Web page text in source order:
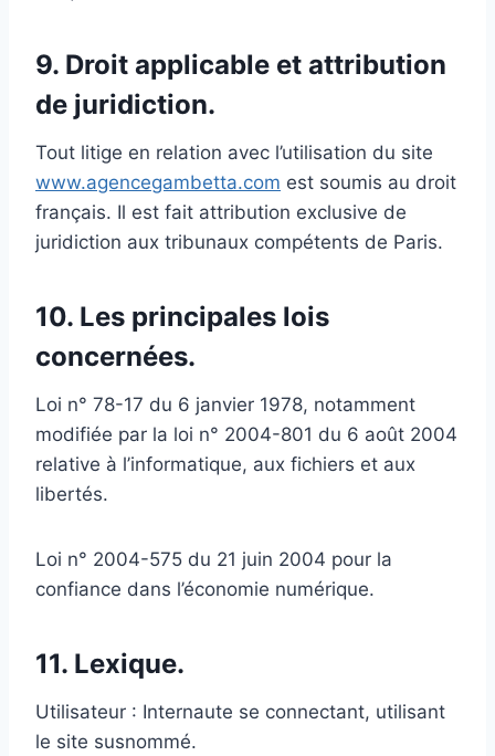
9. Droit applicable et attribution
de juridiction.
Tout litige en relation avec l’utilisation du site
www.agencegambetta.com est soumis au droit
français. Il est fait attribution exclusive de
juridiction aux tribunaux compétents de Paris.
10. Les principales lois
concernées.
Loi n° 78-17 du 6 janvier 1978, notamment
modifiée par la loi n° 2004-801 du 6 août 2004
relative à l’informatique, aux fichiers et aux
libertés.
Loi n° 2004-575 du 21 juin 2004 pour la
confiance dans l’économie numérique.
11. Lexique.
Utilisateur : Internaute se connectant, utilisant
le site susnommé.